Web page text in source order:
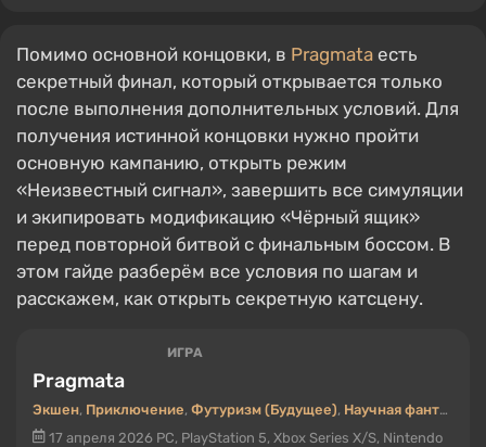
Помимо основной концовки, в Pragmata есть
секретный финал, который открывается только
после выполнения дополнительных условий. Для
получения истинной концовки нужно пройти
основную кампанию, открыть режим
«Неизвестный сигнал», завершить все симуляции
и экипировать модификацию «Чёрный ящик»
перед повторной битвой с финальным боссом. В
этом гайде разберём все условия по шагам и
расскажем, как открыть секретную катсцену.
ИГРА
Pragmata
Экшен, Приключение, Футуризм (Будущее), Научная фантастика
17 апреля 2026 PC, PlayStation 5, Xbox Series X/S, Nintendo